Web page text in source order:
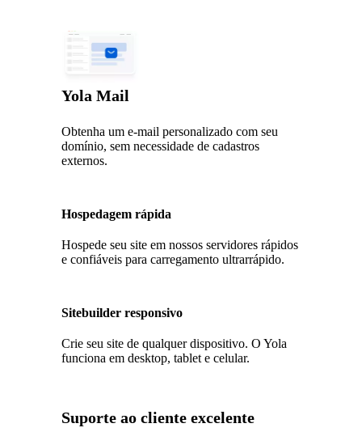
Yola Mail
Obtenha um e-mail personalizado com seu
domínio, sem necessidade de cadastros
externos.
Hospedagem rápida
Hospede seu site em nossos servidores rápidos
e confiáveis para carregamento ultrarrápido.
Sitebuilder responsivo
Crie seu site de qualquer dispositivo. O Yola
funciona em desktop, tablet e celular.
Suporte ao cliente excelente